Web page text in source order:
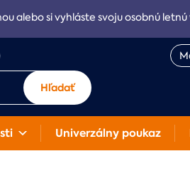
alebo si vyhláste svoju osobnú letnú
Hľadať
Univerzálny poukaz